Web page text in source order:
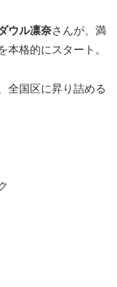
ウル凛奈さんが、満
格的にスタート。
全国区に昇り詰める